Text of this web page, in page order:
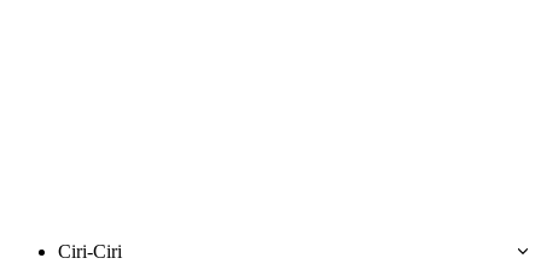
Ciri-Ciri